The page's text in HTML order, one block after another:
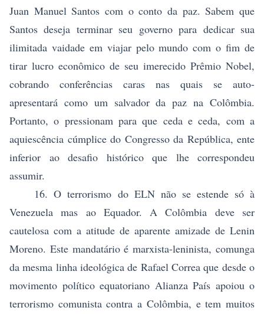
Juan Manuel Santos com o conto da paz. Sabem que
Santos deseja terminar seu governo para dedicar sua
ilimitada vaidade em viajar pelo mundo com o fim de
tirar lucro econômico de seu imerecido Prêmio Nobel,
cobrando conferências caras nas quais se auto-
apresentará como um salvador da paz na Colômbia.
Portanto, o pressionam para que ceda e ceda, com a
aquiescência cúmplice do Congresso da República, ente
inferior ao desafio histórico que lhe correspondeu
assumir.
16. O terrorismo do ELN não se estende só à
Venezuela mas ao Equador. A Colômbia deve ser
cautelosa com a atitude de aparente amizade de Lenin
Moreno. Este mandatário é marxista-leninista, comunga
da mesma linha ideológica de Rafael Correa que desde o
movimento político equatoriano Alianza País apoiou o
terrorismo comunista contra a Colômbia, e tem muitos